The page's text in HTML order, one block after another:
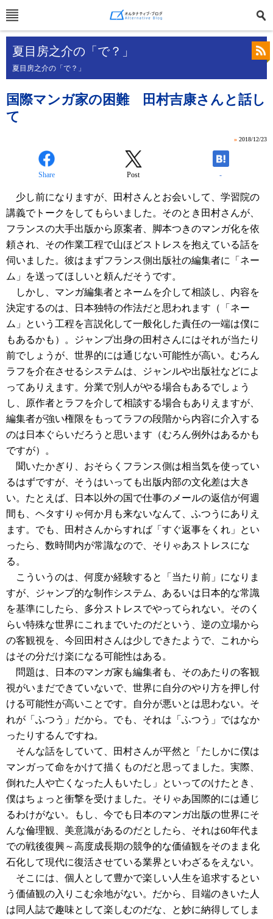
夏目房之介の「で？」
夏目房之介の「で？」
国際マンガ家の困難 田村吉康さんと話し
て
» 2018/12/23
Share Post -
少し前になりますが、田村さんとお会いして、学習院の
講義でトークをしてもらいました。そのとき田村さんが、
フランスの大手出版から原案者、脚本つきのマンガ化を依
頼され、その作業工程で山ほどストレスを抱えている話を
伺いました。彼はまずフランス側出版社の編集者に「ネー
ム」を送ってほしいと頼んだそうです。
しかし、マンガ編集者とネームを介して相談し、内容を
決定するのは、日本独特の作法だと思われます（「ネー
ム」という工程を言説化して一般化した責任の一端は僕に
もあるかも）。ジャンプ出身の田村さんにはそれが当たり
前でしょうが、世界的には通じない可能性が高い。むろん
ラフを介在させるシステムは、ジャンルや出版社などによ
ってありえます。分業で別人がやる場合もあるでしょう
し、原作者とラフを介して相談する場合もありえますが、
編集者が強い権限をもってラフの段階から内容に介入する
のは日本ぐらいだろうと思います（むろん例外はあるかも
ですが）。
聞いたかぎり、おそらくフランス側は相当気を使ってい
るはずですが、そうはいっても出版内部の文化差は大き
い。たとえば、日本以外の国で仕事のメールの返信が何週
間も、ヘタすりゃ何か月も来ないなんて、ふつうにありえ
ます。でも、田村さんからすれば「すぐ返事をくれ」とい
ったら、数時間内が常識なので、そりゃあストレスにな
る。
こういうのは、何度か経験すると「当たり前」になりま
すが、ジャンプ的な制作システム、あるいは日本的な常識
を基準にしたら、多分ストレスでやってられない。そのく
らい特殊な世界にこれまでいたのだという、逆の立場から
の客観視を、今回田村さんは少しできたようで、これから
はその分だけ楽になる可能性はある。
問題は、日本のマンガ家も編集者も、そのあたりの客観
視がいまだできていないで、世界に自分のやり方を押し付
ける可能性が高いことです。自分が悪いとは思わない。そ
れが「ふつう」だから。でも、それは「ふつう」ではなか
ったりするんですね。
そんな話をしていて、田村さんが平然と「たしかに僕は
マンガって命をかけて描くものだと思ってました。実際、
倒れた人や亡くなった人もいたし」といってのけたとき、
僕はちょっと衝撃を受けました。そりゃあ国際的には通じ
るわけがない。もし、今でも日本のマンガ出版の世界にそ
んな倫理観、美意識があるのだとしたら、それは60年代ま
での戦後復興～高度成長期の競争的な価値観をそのまま化
石化して現代に復活させている業界といわざるをえない。
そこには、個人として豊かで楽しい人生を追求するとい
う価値観の入りこむ余地がない。だから、目端のきいた人
は同人誌で趣味として楽しむのだな、と妙に納得してしま